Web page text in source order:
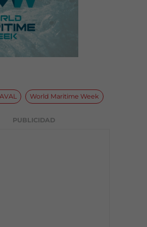
World Maritime Week
PUBLICIDAD